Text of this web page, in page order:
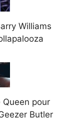
Williams
pour
Butler